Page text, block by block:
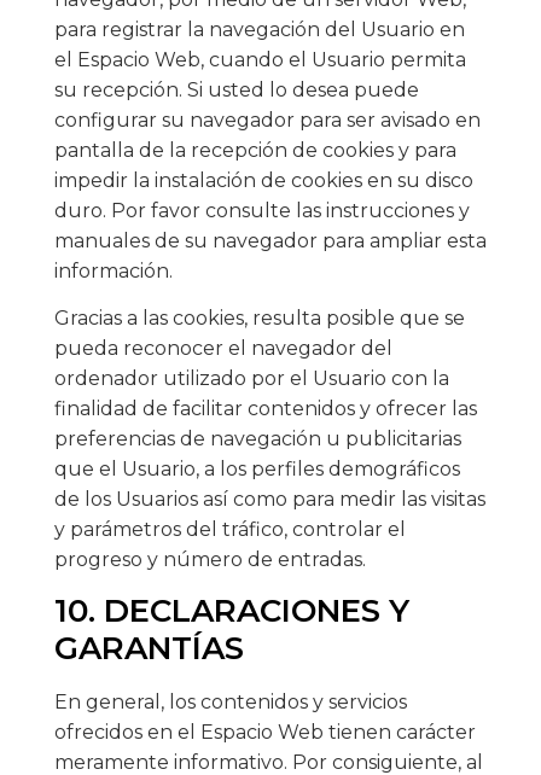
para registrar la navegación del Usuario en
el Espacio Web, cuando el Usuario permita
su recepción. Si usted lo desea puede
configurar su navegador para ser avisado en
pantalla de la recepción de cookies y para
impedir la instalación de cookies en su disco
duro. Por favor consulte las instrucciones y
manuales de su navegador para ampliar esta
información.
Gracias a las cookies, resulta posible que se
pueda reconocer el navegador del
ordenador utilizado por el Usuario con la
finalidad de facilitar contenidos y ofrecer las
preferencias de navegación u publicitarias
que el Usuario, a los perfiles demográficos
de los Usuarios así como para medir las visitas
y parámetros del tráfico, controlar el
progreso y número de entradas.
10. DECLARACIONES Y
GARANTÍAS
En general, los contenidos y servicios
ofrecidos en el Espacio Web tienen carácter
meramente informativo. Por consiguiente, al